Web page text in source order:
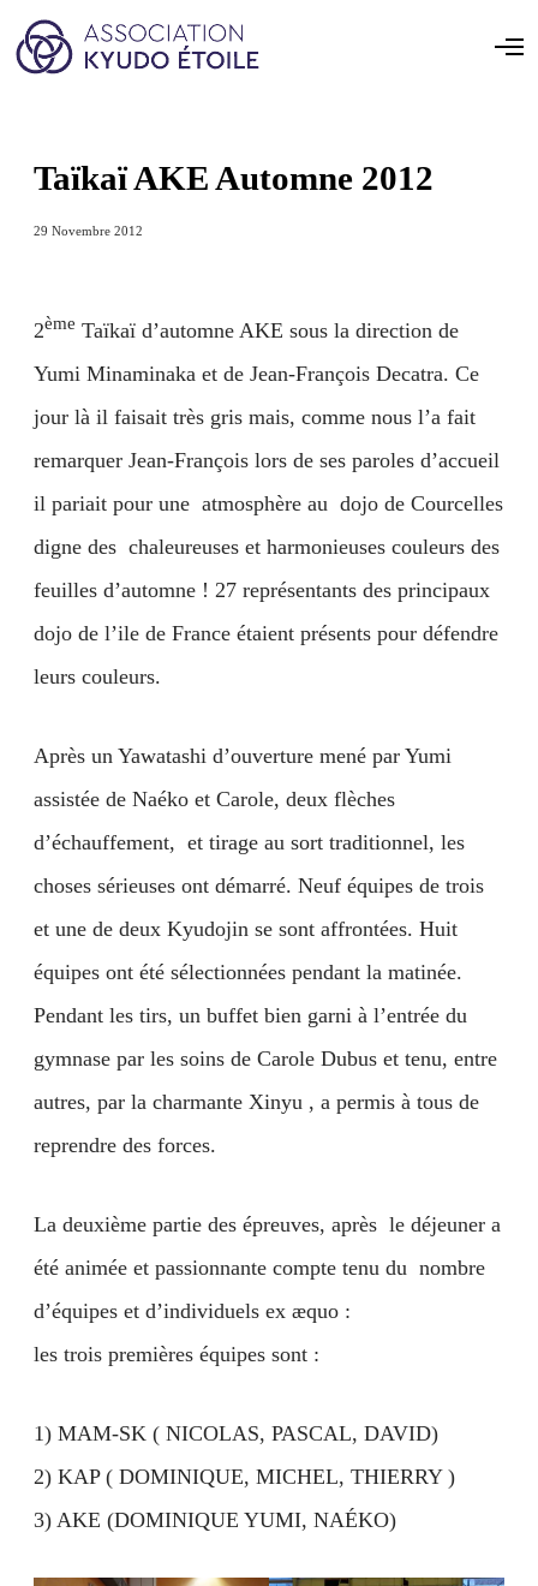
Taïkaï AKE Automne 2012
29 Novembre 2012
2ème Taïkaï d’automne AKE sous la direction de
Yumi Minaminaka et de Jean-François Decatra. Ce
jour là il faisait très gris mais, comme nous l’a fait
remarquer Jean-François lors de ses paroles d’accueil
il pariait pour une atmosphère au dojo de Courcelles
digne des chaleureuses et harmonieuses couleurs des
feuilles d’automne ! 27 représentants des principaux
dojo de l’ile de France étaient présents pour défendre
leurs couleurs.
Après un Yawatashi d’ouverture mené par Yumi
assistée de Naéko et Carole, deux flèches
d’échauffement, et tirage au sort traditionnel, les
choses sérieuses ont démarré. Neuf équipes de trois
et une de deux Kyudojin se sont affrontées. Huit
équipes ont été sélectionnées pendant la matinée.
Pendant les tirs, un buffet bien garni à l’entrée du
gymnase par les soins de Carole Dubus et tenu, entre
autres, par la charmante Xinyu , a permis à tous de
reprendre des forces.
La deuxième partie des épreuves, après le déjeuner a
été animée et passionnante compte tenu du nombre
d’équipes et d’individuels ex æquo :
les trois premières équipes sont :
1) MAM-SK ( NICOLAS, PASCAL, DAVID)
2) KAP ( DOMINIQUE, MICHEL, THIERRY )
3) AKE (DOMINIQUE YUMI, NAÉKO)